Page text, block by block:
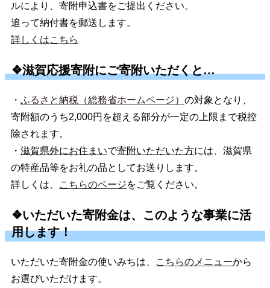
ルにより、寄附申込書をご提出ください。
追って納付書を郵送します。
詳しくはこちら
❖滋賀応援寄附にご寄附いただくと…
・ ふるさと納税（総務省ホームページ） の対象となり、
寄附額のうち2,000円を超える部分が一定の上限まで税控
除されます。
・ 滋賀県外にお住まいで寄附いただいた方には、滋賀県
の特産品等をお礼の品としてお送りします。
詳しくは、
こちらのページをご覧ください。
❖いただいた寄附金は、このような事業に活
用します！
いただいた寄附金の使いみちは、 こちらのメニューから
お選びいただけます。